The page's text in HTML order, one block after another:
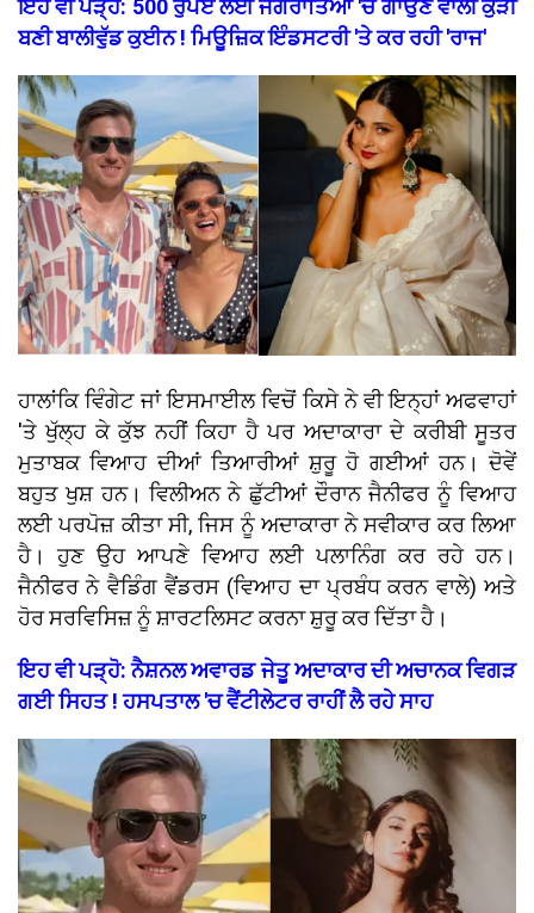
ਇਹ ਵੀ ਪੜ੍ਹੋ: 500 ਰੁਪਏ ਲਈ ਜਗਰਾਤਿਆਂ 'ਚ ਗਾਉਣ ਵਾਲੀ ਕੁੜੀ
ਬਣੀ ਬਾਲੀਵੁੱਡ ਕੁਈਨ ! ਮਿਊਜ਼ਿਕ ਇੰਡਸਟਰੀ 'ਤੇ ਕਰ ਰਹੀ 'ਰਾਜ'
ਹਾਲਾਂਕਿ ਵਿੰਗੇਟ ਜਾਂ ਇਸਮਾਈਲ ਵਿਚੋਂ ਕਿਸੇ ਨੇ ਵੀ ਇਨ੍ਹਾਂ ਅਫਵਾਹਾਂ
'ਤੇ ਖੁੱਲ੍ਹ ਕੇ ਕੁੱਝ ਨਹੀਂ ਕਿਹਾ ਹੈ ਪਰ ਅਦਾਕਾਰਾ ਦੇ ਕਰੀਬੀ ਸੂਤਰ
ਮੁਤਾਬਕ ਵਿਆਹ ਦੀਆਂ ਤਿਆਰੀਆਂ ਸ਼ੁਰੂ ਹੋ ਗਈਆਂ ਹਨ। ਦੋਵੇਂ
ਬਹੁਤ ਖੁਸ਼ ਹਨ। ਵਿਲੀਅਨ ਨੇ ਛੁੱਟੀਆਂ ਦੌਰਾਨ ਜੈਨੀਫਰ ਨੂੰ ਵਿਆਹ
ਲਈ ਪਰਪੋਜ਼ ਕੀਤਾ ਸੀ, ਜਿਸ ਨੂੰ ਅਦਾਕਾਰਾ ਨੇ ਸਵੀਕਾਰ ਕਰ ਲਿਆ
ਹੈ। ਹੁਣ ਉਹ ਆਪਣੇ ਵਿਆਹ ਲਈ ਪਲਾਨਿੰਗ ਕਰ ਰਹੇ ਹਨ।
ਜੈਨੀਫਰ ਨੇ ਵੈਡਿੰਗ ਵੈਂਡਰਸ (ਵਿਆਹ ਦਾ ਪ੍ਰਬੰਧ ਕਰਨ ਵਾਲੇ) ਅਤੇ
ਹੋਰ ਸਰਵਿਸਿਜ਼ ਨੂੰ ਸ਼ਾਰਟਲਿਸਟ ਕਰਨਾ ਸ਼ੁਰੂ ਕਰ ਦਿੱਤਾ ਹੈ।
ਇਹ ਵੀ ਪੜ੍ਹੋ: ਨੈਸ਼ਨਲ ਅਵਾਰਡ ਜੇਤੂ ਅਦਾਕਾਰ ਦੀ ਅਚਾਨਕ ਵਿਗੜ
ਗਈ ਸਿਹਤ ! ਹਸਪਤਾਲ 'ਚ ਵੈਂਟੀਲੇਟਰ ਰਾਹੀਂ ਲੈ ਰਹੇ ਸਾਹ